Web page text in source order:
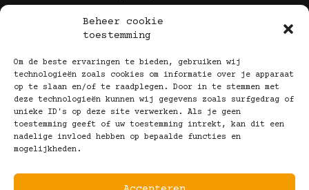
Beheer cookie
toestemming
Om de beste ervaringen te bieden, gebruiken wij
technologieën zoals cookies om informatie over je apparaat
op te slaan en/of te raadplegen. Door in te stemmen met
deze technologieën kunnen wij gegevens zoals surfgedrag of
unieke ID's op deze site verwerken. Als je geen
toestemming geeft of uw toestemming intrekt, kan dit een
nadelige invloed hebben op bepaalde functies en
mogelijkheden.
info@kootbrillen.nl
Volg Ons!